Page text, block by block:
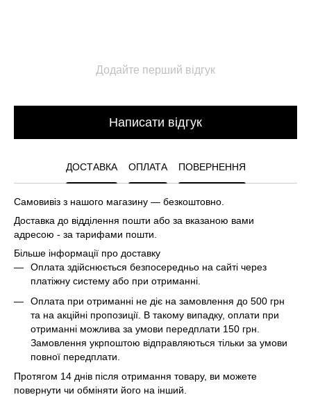
Додайте перший відгук
Написати відгук
ДОСТАВКА ОПЛАТА ПОВЕРНЕННЯ
Самовивіз з нашого магазину — безкоштовно.
Доставка до відділення пошти або за вказаною вами
адресою - за тарифами пошти.
Більше інформації про доставку
Оплата здійснюється безпосередньо на сайті через
платіжну систему або при отриманні.
Оплата при отриманні не діє на замовлення до 500 грн
та на акційні пропозиції. В такому випадку, оплати при
отриманні можлива за умови передплати 150 грн.
Замовлення укрпоштою відправляються тільки за умови
повної передплати.
Протягом 14 днів після отримання товару, ви можете
повернути чи обміняти його на інший.